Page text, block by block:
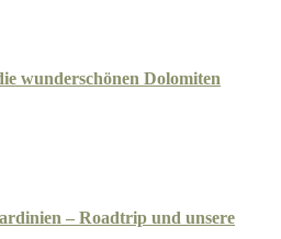
wunderschönen Dolomiten
– Roadtrip und unsere